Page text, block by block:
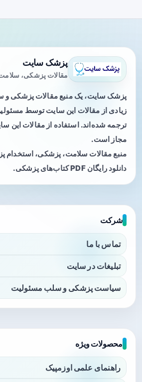
پزشک سایت
مقالات پزشکی،
پزشک سایت، یک منبع مقالات پزشکی
زیادی از مقالات این سایت توسط
ترجمه شده‌اند. استفاده از مقالات این
مجاز است.
منبع مقالات سلامت، پزشکی، استخدام
دانلود رایگان PDF کتاب‌های پزشکی.
شرکت
تماس با ما
تبلیغات در سایت
سیاست پزشکی و سلب مسئولیت
محصولات ویژه
راهنمای علمی اوزمپیک